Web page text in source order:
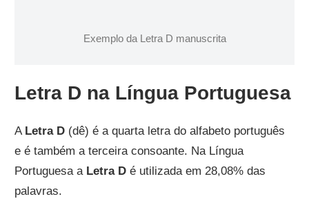
Exemplo da Letra D manuscrita
Letra D na Língua Portuguesa
A Letra D (dê) é a quarta letra do alfabeto português
e é também a terceira consoante. Na Língua
Portuguesa a Letra D é utilizada em 28,08% das
palavras.